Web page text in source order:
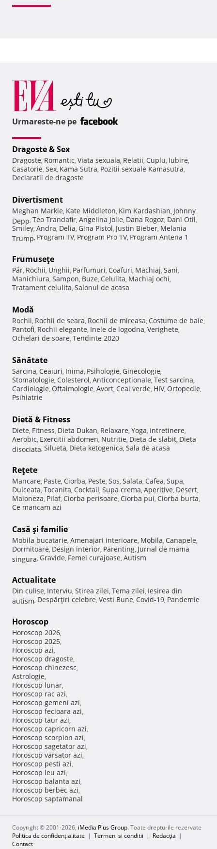
Urmareste-ne pe
Dragoste & Sex
Dragoste, Romantic, Viata sexuala, Relatii, Cuplu, Iubire,
Casatorie, Sex, Kama Sutra, Pozitii sexuale Kamasutra,
Declaratii de dragoste
Divertisment
Meghan Markle, Kate Middleton, Kim Kardashian, Johnny
Depp, Teo Trandafir, Angelina Jolie, Dana Rogoz, Dani Otil,
Smiley, Andra, Delia, Gina Pistol, Justin Bieber, Melania
Trump, Program TV, Program Pro TV, Program Antena 1
Frumuseţe
Păr, Rochii, Unghii, Parfumuri, Coafuri, Machiaj, Sani,
Manichiura, Sampon, Buze, Celulita, Machiaj ochi,
Tratament celulita, Salonul de acasa
Modă
Rochii, Rochii de seara, Rochii de mireasa, Costume de baie,
Pantofi, Rochii elegante, Inele de logodna, Verighete,
Ochelari de soare, Tendinte 2020
Sănătate
Sarcina, Ceaiuri, Inima, Psihologie, Ginecologie,
Stomatologie, Colesterol, Anticonceptionale, Test sarcina,
Cardiologie, Oftalmologie, Avort, Ceai verde, HIV, Ortopedie,
Psihiatrie
Dietă & Fitness
Diete, Fitness, Dieta Dukan, Relaxare, Yoga, Intretinere,
Aerobic, Exercitii abdomen, Nutritie, Dieta de slabit, Dieta
disociata, Silueta, Dieta ketogenica, Sala de acasa
Reţete
Mancare, Paste, Ciorba, Peste, Sos, Salata, Cafea, Supa,
Dulceata, Tocanita, Cocktail, Supa crema, Aperitive, Desert,
Maioneza, Pilaf, Ciorba perisoare, Ciorba pui, Ciorba burta,
Ce mancam azi
Casă şi familie
Mobila bucatarie, Amenajari interioare, Mobila, Canapele,
Dormitoare, Design interior, Parenting, Jurnal de mama
singura, Gravide, Femei curajoase, Autism
Actualitate
Din culise, Interviu, Stirea zilei, Tema zilei, Iesirea din
autism, Despărţiri celebre, Vesti Bune, Covid-19, Pandemie
Horoscop
Horoscop 2026,
Horoscop 2025,
Horoscop azi,
Horoscop dragoste,
Horoscop chinezesc,
Astrologie,
Horoscop lunar,
Horoscop rac azi,
Horoscop gemeni azi,
Horoscop fecioara azi,
Horoscop taur azi,
Horoscop capricorn azi,
Horoscop scorpion azi,
Horoscop sagetator azi,
Horoscop varsator azi,
Horoscop pesti azi,
Horoscop leu azi,
Horoscop balanta azi,
Horoscop berbec azi,
Horoscop saptamanal
Copyright © 2001-2026, iMedia Plus Group. Toate drepturile rezervate
Politica de confidențialitate | Termeni si conditii | Redacţia |
Contact